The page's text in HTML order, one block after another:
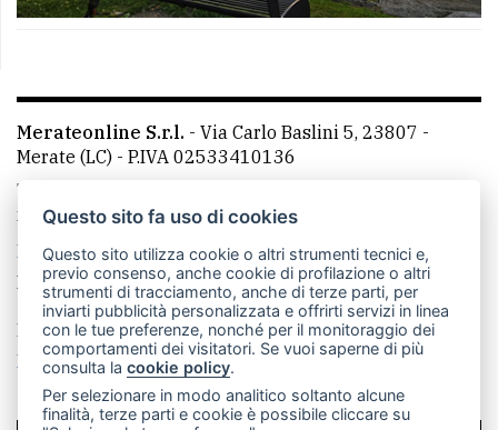
Merateonline S.r.l. - Via Carlo Baslini 5, 23807 -
Merate (LC) - P.IVA 02533410136
Telefono:
mail: redazione@leccoonline.com
La redazione
MerateOnline CasateOnline
RSS
Made by VIP
Privacy policy
Cookie policy
Rivedi le tue scelte sui cookie
Questo sito fa uso di cookies
Questo sito utilizza cookie o altri strumenti tecnici e,
previo consenso, anche cookie di profilazione o altri
strumenti di tracciamento, anche di terze parti, per
inviarti pubblicità personalizzata e offrirti servizi in linea
con le tue preferenze, nonché per il monitoraggio dei
comportamenti dei visitatori. Se vuoi saperne di più
consulta lacookie policy.
Per selezionare in modo analitico soltanto alcune
finalità, terze parti e cookie è possibile cliccare su